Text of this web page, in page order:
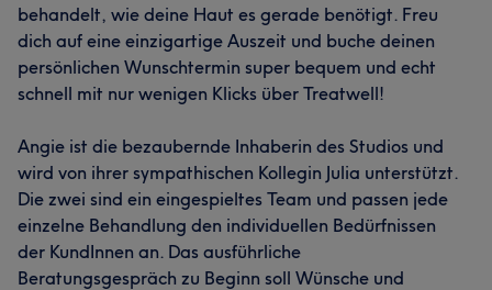
behandelt, wie deine Haut es gerade benötigt. Freu
dich auf eine einzigartige Auszeit und buche deinen
persönlichen Wunschtermin super bequem und echt
schnell mit nur wenigen Klicks über Treatwell!
Angie ist die bezaubernde Inhaberin des Studios und
wird von ihrer sympathischen Kollegin Julia unterstützt.
Die zwei sind ein eingespieltes Team und passen jede
einzelne Behandlung den individuellen Bedürfnissen
der KundInnen an. Das ausführliche
Beratungsgespräch zu Beginn soll Wünsche und